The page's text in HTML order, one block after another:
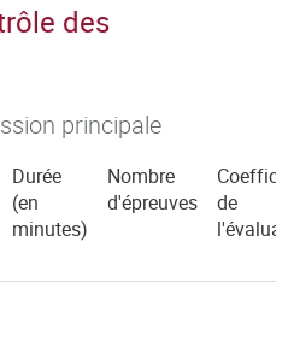
des
principale
Durée
(en
minutes)
Nombre
d'épreuves
de